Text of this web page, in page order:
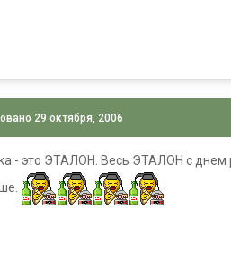
29 октября, 2006
- это ЭТАЛОН. Весь ЭТАЛОН с днем